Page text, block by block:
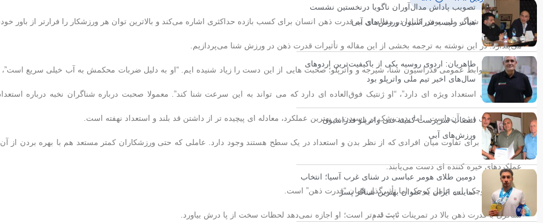
اولیویر لروی شناگر ملی پوش کانادا در مقاله ای به قدرت ذهن انسان برای کسب بازده حداکثری اشاره می‌کند و بالاترین توان هر ورزشکار را فرارتر از باور
می‌پندارد. در این نوشته به ترجمه بخشی از این مقاله و تأثیرات قدرت ذهن در ورزش شنا می‌پردازیم.
به گزارش روابط عمومی فدراسیون شنا، شیرجه و واترپلو؛ صحبت هایی از این دست را زیاد شنیده ایم. “او به دلیل ضربات محکمش به آب خیلی سریع است”،
از نظر بدنی استعداد ویژه ای دارد”، “او ژنتیک فوق‌العاده ای دارد که می تواند به این سرعت شنا کند”. معمولا صحبت درباره شناگران نخبه درباره
آناتومی بدنی ویژه آن‌هاست. اما بدون شک در رسیدن به بهترین عملکرد، معادله ای پیچیده تر از داشتن قد بلند و استعداد نهفته است.
قطعا عاملی برای تفاوت میان افرادی که از نظر بدن و استعداد در یک سطح هستند وجود دارد. عاملی که حتی ورزشکاران کمتر مستعد هم با بهره بردن از
عملکردهای خیره کننده ای دست می‌یابند.
این عامل کوچک، این عامل کوچک اما تأثیرگذار همان “قدرت ذهن” است.
شناگری با قدرت ذهن بالا در تمرینات ثابت قدم‌تر است؛ او اجازه نمی‌دهد لحظات سخت از پا درش بیاورد.
تصویب پاداش مدال‌آوران ناگویا درنخستین نشست
هیأت رئیسه فدراسیون ورزش‌های آبی
طاهریان: اردوی روسیه یکی از باکیفیت‌ترین اردوهای
سال‌های اخیر تیم ملی واترپلو بود
انتصاب سرپرست کمیته فنی واترپلو فدراسیون
ورزش‌های آبی
دومین طلای هومر عباسی در شنای غرب آسیا؛ انتخاب
نماینده ایران به عنوان بهترین شناگر پسر